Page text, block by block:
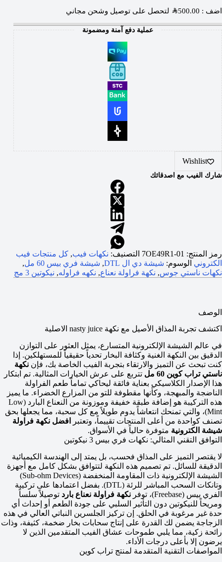
اضف : SAR500.00 لتحصل على توصيل وشحن مجاني
عملية دفع آمنة ومضمونة
Wishlist
شارك الفيب مع اصدقائك
رمز المنتج: 7OE49R1-01 التصنيف: نكهات فيب, كل منتجات فيب
الكتروني الوسوم: شيشة دي ال DTL , شيشة فري بيس 60 مل
,
نكهات ناستي جوس, نكهة فراولة نعناع, نكهه فراوله, نيكوتين 3 مج
الوصف
اكتشف تجربة المذاق الأصيل مع نكهة nasty juice الاصلية
في عالم الشيشة الإلكترونية المتسارع، يمثل العثور على التوازن
الدقيق بين النكهة الغنية وكثافة البخار تحدياً حقيقياً للمستهلكين. إذا
كنت تبحث عن التميز والارتقاء بتجربة الفيب الخاصة بك، فإن نكهة
ناستي تراب كوين 60 مل
تتربع على عرش الخيارات المثالية. تم ابتكار
هذا الإصدار الكلاسيكي بعناية فائقة ليحاكي تماماً طعم الفراولة
الناضجة والمبهجة، وكأنها مقطوفة للتو من المزارع الخضراء. ما يميز
هذه التركيبة هو إضافة طبقة خفيفة وموزونة من النعناع البارد (Low
Mint)، والتي تمنحك انتعاشاً يدوم طويلاً مع كل سحبة، مما يجعلها بحق
تصنف كواحدة من أعلى المنتجات تقييماً، وتعتبر
افضل نكهة فراولة
شيشة الكترونية متوفرة حالياً في الأسواق.
التوافق التقني المثالي: نكهات فري بيس 3 نيكوتين
لا يقتصر التميز على المذاق فحسب، بل يمتد إلى الهندسة الكيميائية
الدقيقة للسائل. تم تصميم هذه النكهة لتتوافق بشكل كامل مع أجهزة
الشيشة الإلكترونية ذات المقاومة المنخفضة (Sub-ohm Devices)
وتانكات السحب المباشر للرئة (DTL). بفضل اعتمادها على تركيبة
الفري بيس (Freebase)، توفر
نكهة فراولة نعناع بارد توصيلاً سلساً
ومريحاً للنيكوتين دون التأثير السلبي على جودة الطعم أو إحداث أي
حدة غير مرغوبة في الحلق. إن تركيز الجلسرين النباتي العالي في هذه
الزجاجة يضمن لك القدرة على إنتاج سحابات بخار ضخمة، كثيفة، وذات
رائحة زكية، مما يلبي طموحات عشاق الفيب المتقدمين الذين لا
يرضون إلا بأعلى درجات الأداء.
المواصفات التقنية المتقدمة لمنتج تراب كوين